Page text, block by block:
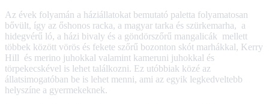
Az évek folyamán a háziállatokat bemutató paletta folyamatosan
bővült, így az őshonos racka, a magyar tarka és szürkemarha, a
hidegvérű ló, a házi bivaly és a göndörszőrű mangalicák mellett
többek között vörös és fekete szőrű bozonton skót marhákkal, Kerry
Hill és merino juhokkal valamint kameruni juhokkal és
törpekecskével is lehet találkozni. Ez utóbbiak közé az
állatsimogatóban be is lehet menni, ami az egyik legkedveltebb
helyszíne a gyermekeknek.